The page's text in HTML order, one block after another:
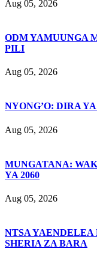
Aug 05, 2026
ODM YAMUUNGA
PILI
Aug 05, 2026
NYONG’O: DIRA
Aug 05, 2026
MUNGATANA:
YA 2060
Aug 05, 2026
NTSA
SHERIA ZA BARA